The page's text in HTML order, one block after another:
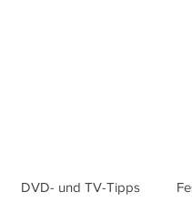
DVD- und TV-Tipps